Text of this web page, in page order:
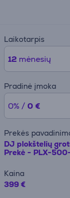
Laikotarpis
12 mėnesių
Pradinė įmoka
0% / 0 €
Prekės
DJ plokštelių
Prekė - PLX-
Kaina
399 €